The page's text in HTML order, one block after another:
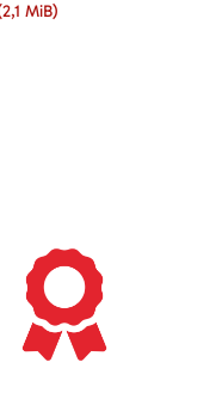
MiB)